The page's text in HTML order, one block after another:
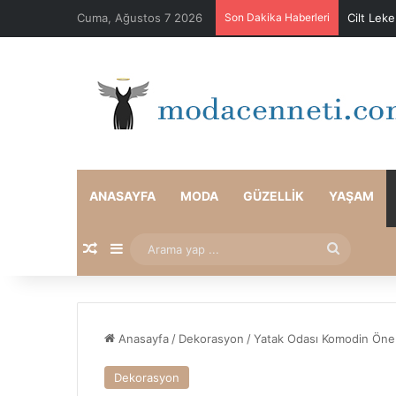
Cuma, Ağustos 7 2026 Son Dakika Haberleri Cilt
ANASAYFA MODA GÜZELLIK YAŞAM
Rastgele Makale
Kenar Bölmesi
yap
Anasayfa / Dekorasyon /Yatak Odası Komodin
Dekorasyon